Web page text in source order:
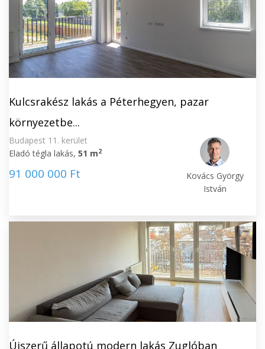
Kulcsrakész lakás a Péterhegyen, pazar
környezetbe...
Budapest 11. kerület
Eladó tégla lakás, 51 m2
91 000 000 Ft
Kovács György
István
Újszerű állapotú modern lakás Zuglóban